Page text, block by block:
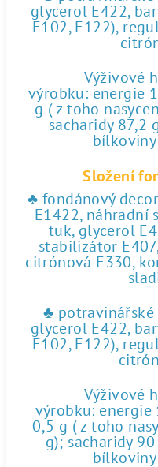
glycerol E422,
E102, E122),
Výživové
výrobku: energie
g ( z toho
sacharidy 87,2
Složení
♣ fondánový
E1422, náhradní
tuk, glycerol
stabilizátor
citrónová E330,
♣ potravinářské
glycerol E422,
E102, E122),
Výživové
výrobku:
0,5 g ( z toho
g); sacharidy